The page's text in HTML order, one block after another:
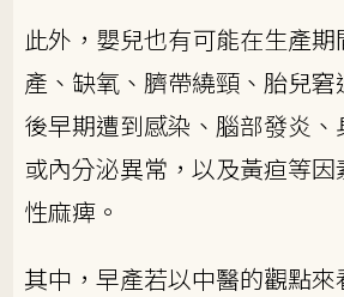
此外，嬰兒也有可能在生產
產、缺氧、臍帶繞頸、胎兒
後早期遭到感染、腦部發炎
或內分泌異常，以及黃疸等
性麻痺。
其中，早產若以中醫的觀點